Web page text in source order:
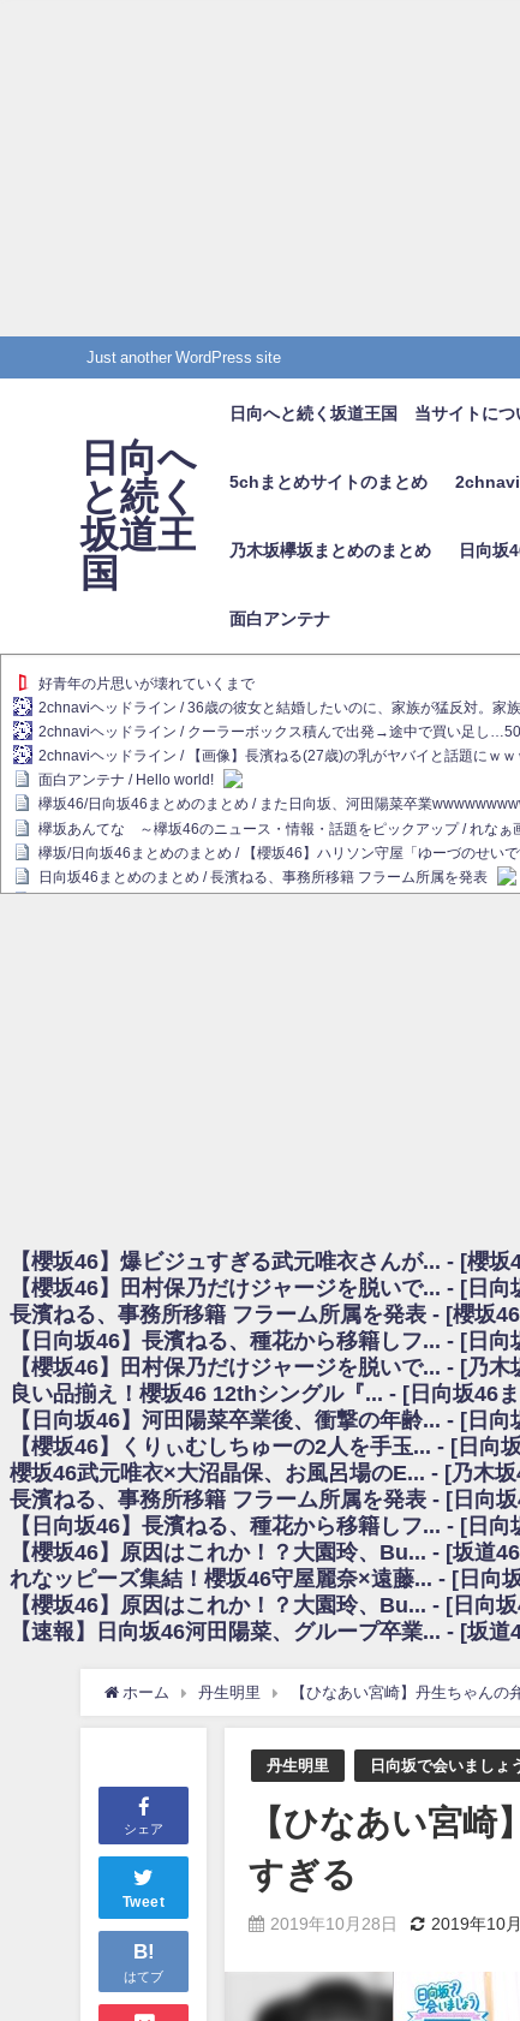
Just another WordPress site
日向へ
と続く
坂道王
国
日向へと続く坂道王国 当サイトに
5chまとめサイトのまとめ 2chnavi
乃木坂欅坂まとめのまとめ 日向坂
面白アンテナ
好青年の片思いが壊れていくまで
2chnaviヘッドライン / 36歳の彼女と結婚したいのに、家族が猛反対。家
2chnaviヘッドライン / クーラーボックス積んで出発→途中で買い足し…50
2chnaviヘッドライン / 【画像】長濱ねる(27歳)の乳がヤバイと話題にｗ
面白アンテナ / Hello world!
欅坂46/日向坂46まとめのまとめ / また日向坂、河田陽菜卒業
欅坂あんてな ～欅坂46のニュース・情報・話題をピックアップ / れなぁ
欅坂/日向坂46まとめのまとめ / 【櫻坂46】ハリソン守屋「ゆーづのせいで
日向坂46まとめのまとめ / 長濱ねる、事務所移籍 フラーム所属を発表
乃木坂欅坂まとめのまとめ / 【日向坂46】この月、何かあるのか！？『お
欅坂/日向坂46まとめのまとめ / 【櫻坂46】ミーグリで喧嘩！？山下瞳月
乃木坂46アンテナ / 【櫻坂46】ハリソン守屋「ゆーづのせいです」【ラヴ
乃木坂あんてな ～乃木坂46・欅坂46・日向坂46のニュース・情報・話
日向坂46まとめのまとめ / 【日向坂46】この月、何かあるのか！？『お願
日向坂46まとめのまとめ / 【元日向坂46】この卒業生、めちゃくちゃテ
欅坂/日向坂46まとめのまとめ / 【櫻坂46】リアルミーグリであの販売も
乃木坂46アンテナ / 【櫻坂46】ミーグリで喧嘩！？山下瞳月、これはマジ
乃木坂あんてな ～乃木坂46・欅坂46・日向坂46のニュース・情報・話
日向坂46まとめのまとめ / 【日向坂46】富田鈴花、次の事務所が決まって
日向坂46まとめのまとめ / 【日向坂46】富田鈴花、次の事務所が決まって
乃木坂46アンテナ / 【日向坂46】この月、何かあるのか！？『お願いバ
乃木坂あんてな ～乃木坂46・欅坂46・日向坂46のニュース・情報・話
欅坂46/日向坂46まとめのまとめ / 『anan』の表紙の櫻坂46さん、多様性
欅坂46/日向坂46まとめのまとめ / 日向坂46より重大発表！！！！
日向坂46まとめのまとめ / 【朗報】増田三莉音さんの生足
日向坂46まとめのまとめ / 【日向坂46】五期生着ぐるみ生写真も！ 富田
アイドル – ぷぅアンテナ / 「乃木坂46ののぎおび⊿」北野日奈子が生配信
アイドル – ぷぅアンテナ / 2022年3月22日（火）のメディア情報
アイドル – ぷぅアンテナ / 【乃木坂46】井上和の『なぎおはぎ』って こ
アイドル – ぷぅアンテナ / 【乃木坂46】日村勇紀 gif職人が切り抜いた名
ふぇどみ！ / 【悲報】呪術廻戦、視聴率5.1%
ふぇどみ！ / 【画像】スポ－ツキャスターお姉さん・ハメまくりだったｗ
ふぇどみ！ / 【悲報】母「裕福な過程が高学歴になるとか大嘘。教育に
Powered by livedoor 相互RSS
【櫻坂46】爆ビジュすぎる武元唯衣さんが... - [櫻
【櫻坂46】田村保乃だけジャージを脱いで... - [日
長濱ねる、事務所移籍 フラーム所属を発表 - [櫻坂
【日向坂46】長濱ねる、種花から移籍しフ... - [日
【櫻坂46】田村保乃だけジャージを脱いで... - [乃木
良い品揃え！櫻坂46 12thシングル『... - [日向坂46
【日向坂46】河田陽菜卒業後、衝撃の年齢... - [日
【櫻坂46】くりぃむしちゅーの2人を手玉... - [日向
櫻坂46武元唯衣×大沼晶保、お風呂場のE... - [乃木
長濱ねる、事務所移籍 フラーム所属を発表 - [日向
【日向坂46】長濱ねる、種花から移籍しフ... - [日
【櫻坂46】原因はこれか！？大園玲、Bu... - [坂道
れなッピーズ集結！櫻坂46守屋麗奈×遠藤... - [日向
【櫻坂46】原因はこれか！？大園玲、Bu... - [日向
【速報】日向坂46河田陽菜、グループ卒業... - [坂
ホーム 丹生明里 【ひなあい宮崎】丹生ちゃんの
シェア
Tweet
B!
はてブ
丹生明里 日向坂で会いましょ
【ひなあい宮
すぎる
2019年10月28日 2019年10